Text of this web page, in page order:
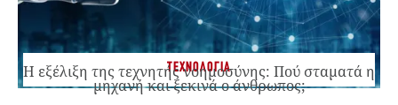
ΤΕΧΝΟΛΟΓΙΑ
Η εξέλιξη της τεχνητής νοημοσύνης: Πού σταματά η
μηχανή και ξεκινά ο άνθρωπος;